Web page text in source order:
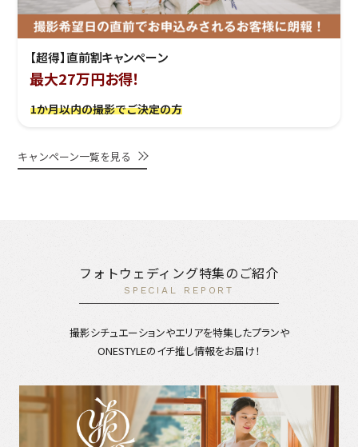
【超得】直前割キャンペーン
最大27万円お得！
1か月以内の撮影でご決定の方
キャンペーン一覧を見る
フォトウェディング特集のご紹介
SPECIAL REPORT
撮影シチュエーションやエリアを特集したプランや
ONESTYLEのイチ推し情報をお届け！